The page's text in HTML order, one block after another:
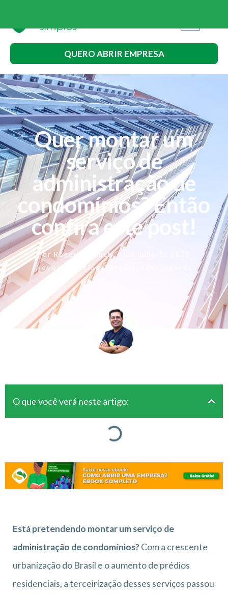
QUERO ABRIR EMPRESA
Quer montar um
serviço de
administração de
condomínios? Então
confira este post!
Por Rogerio Fameli
Novos Negócios,Para Empreendedores
O que você verá neste artigo:
Está pretendendo montar um serviço de
administração de condomínios?Com a crescente
urbanização do Brasil e o aumento de prédios
residenciais, a terceirização desses serviços passou